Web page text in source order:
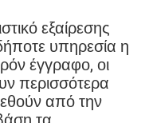
εξαίρεσης
υπηρεσία η
έγγραφο, οι
περισσότερα
από την